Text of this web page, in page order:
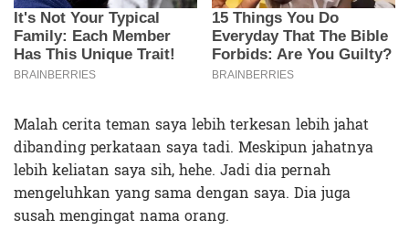
Malah cerita teman saya lebih terkesan lebih jahat
dibanding perkataan saya tadi. Meskipun jahatnya
lebih keliatan saya sih, hehe. Jadi dia pernah
mengeluhkan yang sama dengan saya. Dia juga
susah mengingat nama orang.